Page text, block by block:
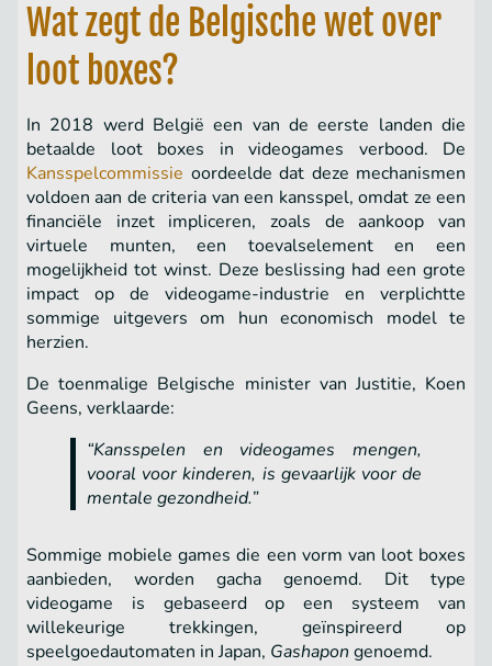
Wat zegt de Belgische wet over
loot boxes?
In 2018 werd België een van de eerste landen die
betaalde loot boxes in videogames verbood. De
Kansspelcommissie oordeelde dat deze mechanismen
voldoen aan de criteria van een kansspel, omdat ze een
financiële inzet impliceren, zoals de aankoop van
virtuele munten, een toevalselement en een
mogelijkheid tot winst. Deze beslissing had een grote
impact op de videogame-industrie en verplichtte
sommige uitgevers om hun economisch model te
herzien.
De toenmalige Belgische minister van Justitie, Koen
Geens, verklaarde:
“Kansspelen en videogames mengen,
vooral voor kinderen, is gevaarlijk voor de
mentale gezondheid.”
Sommige mobiele games die een vorm van loot boxes
aanbieden, worden gacha genoemd. Dit type
videogame is gebaseerd op een systeem van
willekeurige trekkingen, geïnspireerd op
speelgoedautomaten in Japan, Gashapon genoemd.